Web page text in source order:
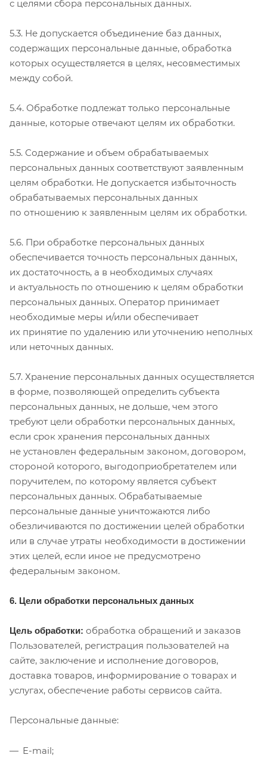
с целями сбора персональных данных.
5.3. Не допускается объединение баз данных,
содержащих персональные данные, обработка
которых осуществляется в целях, несовместимых
между собой.
5.4. Обработке подлежат только персональные
данные, которые отвечают целям их обработки.
5.5. Содержание и объем обрабатываемых
персональных данных соответствуют заявленным
целям обработки. Не допускается избыточность
обрабатываемых персональных данных
по отношению к заявленным целям их обработки.
5.6. При обработке персональных данных
обеспечивается точность персональных данных,
их достаточность, а в необходимых случаях
и актуальность по отношению к целям обработки
персональных данных. Оператор принимает
необходимые меры и/или обеспечивает
их принятие по удалению или уточнению неполных
или неточных данных.
5.7. Хранение персональных данных осуществляется
в форме, позволяющей определить субъекта
персональных данных, не дольше, чем этого
требуют цели обработки персональных данных,
если срок хранения персональных данных
не установлен федеральным законом, договором,
стороной которого, выгодоприобретателем или
поручителем, по которому является субъект
персональных данных. Обрабатываемые
персональные данные уничтожаются либо
обезличиваются по достижении целей обработки
или в случае утраты необходимости в достижении
этих целей, если иное не предусмотрено
федеральным законом.
6. Цели обработки персональных данных
Цель обработки: обработка обращений и заказов
Пользователей, регистрация пользователей на
сайте, заключение и исполнение договоров,
доставка товаров, информирование о товарах и
услугах, обеспечение работы сервисов сайта.
Персональные данные:
E-mail;